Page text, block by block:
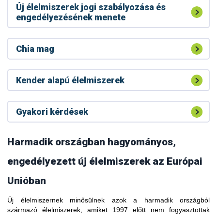
Új élelmiszerek jogi szabályozása és
engedélyezésének menete
Chia mag
Kender alapú élelmiszerek
Gyakori kérdések
Harmadik országban hagyományos,
engedélyezett új élelmiszerek az Európai
Unióban
Új élelmiszernek minősülnek azok a harmadik országból
származó élelmiszerek, amiket 1997 előtt nem fogyasztottak
A kávélevélből készült forrázatot (tea) hagyományos italként
fogyasztják Etiópiában, Dél-Szudánban, Libériában,